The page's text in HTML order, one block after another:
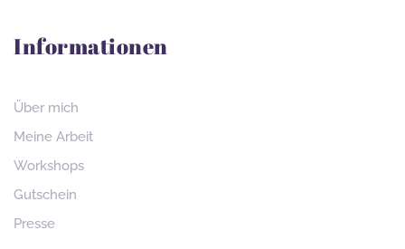
Informationen
Über mich
Meine Arbeit
Workshops
Gutschein
Presse